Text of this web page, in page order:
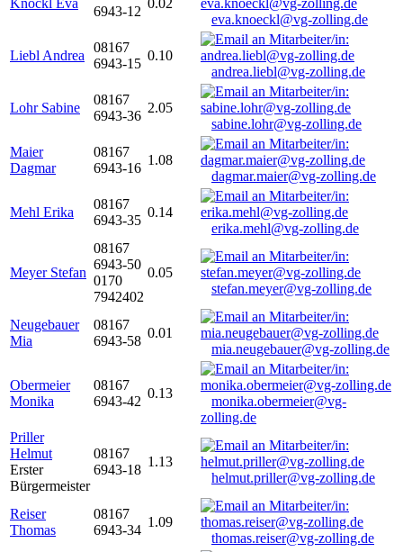
Knöckl Eva
6943-12
0.02
eva.knoeckl@vg-zolling.de
Liebl Andrea
08167
6943-15
0.10
andrea.liebl@vg-zolling.de
Lohr Sabine
08167
6943-36
2.05
sabine.lohr@vg-zolling.de
Maier
Dagmar
08167
6943-16
1.08
dagmar.maier@vg-zolling.de
Mehl Erika
08167
6943-35
0.14
erika.mehl@vg-zolling.de
Meyer Stefan
08167
6943-50
0170
7942402
0.05
stefan.meyer@vg-zolling.de
Neugebauer
Mia
08167
6943-58
0.01
mia.neugebauer@vg-zolling.de
Obermeier
Monika
08167
6943-42
0.13
monika.obermeier@vg-
zolling.de
Priller
Helmut
Erster
Bürgermeister
08167
6943-18
1.13
helmut.priller@vg-zolling.de
Reiser
Thomas
08167
6943-34
1.09
thomas.reiser@vg-zolling.de